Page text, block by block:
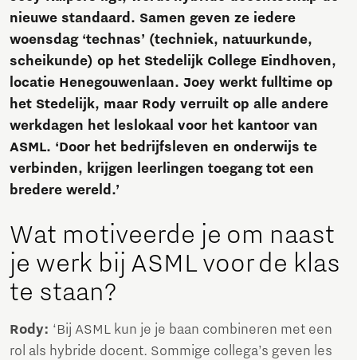
nieuwe standaard. Samen geven ze iedere
woensdag ‘technas’ (techniek, natuurkunde,
scheikunde) op het Stedelijk College Eindhoven,
locatie Henegouwenlaan. Joey werkt fulltime op
het Stedelijk, maar Rody verruilt op alle andere
werkdagen het leslokaal voor het kantoor van
ASML. ‘Door het bedrijfsleven en onderwijs te
verbinden, krijgen leerlingen toegang tot een
bredere wereld.’
Wat motiveerde je om naast
je werk bij ASML voor de klas
te staan?
Rody: ‘Bij ASML kun je je baan combineren met een
rol als hybride docent. Sommige collega’s geven les